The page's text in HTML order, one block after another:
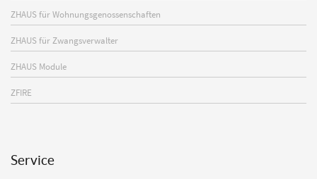
ZHAUS für Wohnungsgenossenschaften
ZHAUS für Zwangsverwalter
ZHAUS Module
ZFIRE
Service